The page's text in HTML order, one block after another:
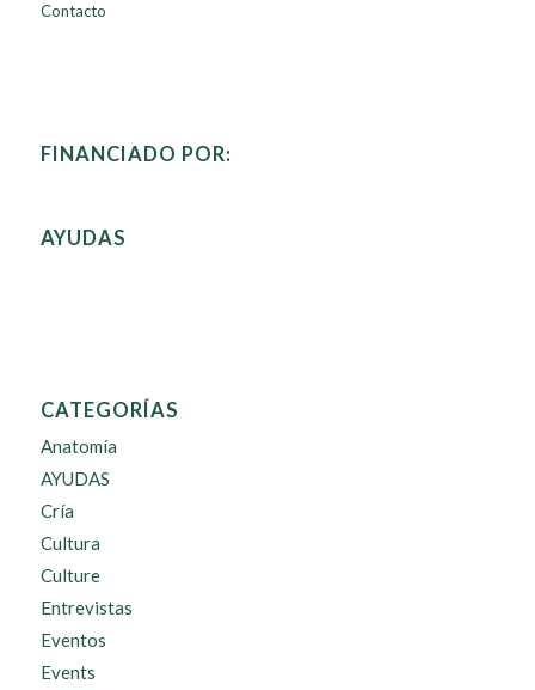
Contacto
FINANCIADO POR:
AYUDAS
CATEGORÍAS
Anatomía
AYUDAS
Cría
Cultura
Culture
Entrevistas
Eventos
Events